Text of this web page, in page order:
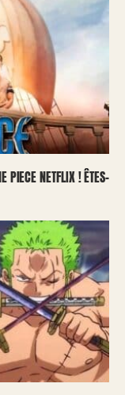
PIECE NETFLIX ! ÊTES-